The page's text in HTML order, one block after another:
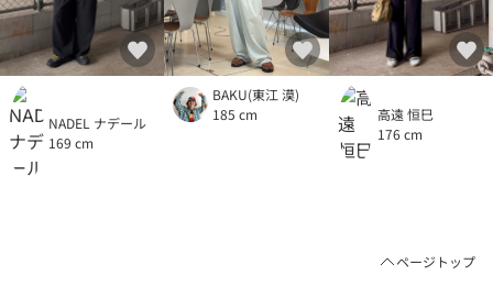
NADEL ナデール
169 cm
BAKU(東江 漠)
185 cm
高遠 恒巳
176 cm
ページトップ